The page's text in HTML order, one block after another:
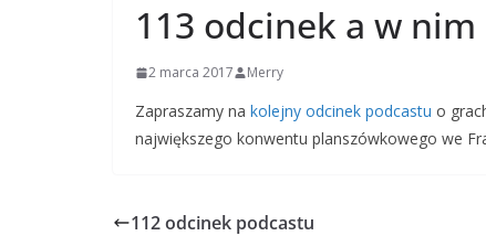
113 odcinek a w nim
2 marca 2017 Merry
Zapraszamy na kolejny odcinek podcastu o
największego konwentu planszówkowego we
112 odcinek podcastu